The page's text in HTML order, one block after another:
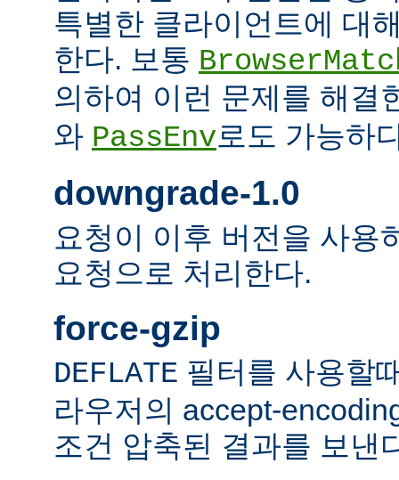
특별한 클라이언트에 대
한다. 보통
의하여 이런 문제를 해결
와 PassEnv로도 가능하
downgrade-1.0
요청이 이후 버전을 사용
요청으로 처리한다.
force-gzip
DEFLATE 필터를 사용할
라우저의 accept-
조건 압축된 결과를 보낸